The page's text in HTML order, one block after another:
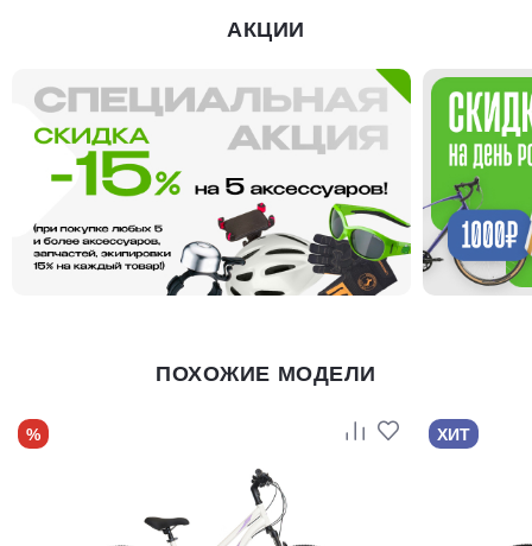
АКЦИИ
ПОХОЖИЕ МОДЕЛИ
% ХИТ